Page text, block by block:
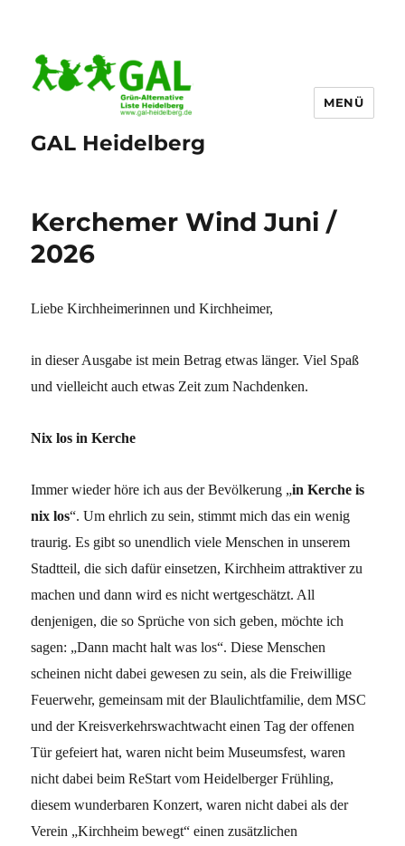
GAL Heidelberg
MENÜ
Kerchemer Wind Juni /
2026
Liebe Kirchheimerinnen und Kirchheimer,
in dieser Ausgabe ist mein Betrag etwas länger. Viel Spaß
und vielleicht auch etwas Zeit zum Nachdenken.
Nix los in Kerche
Immer wieder höre ich aus der Bevölkerung „in Kerche is
nix los“. Um ehrlich zu sein, stimmt mich das ein wenig
traurig. Es gibt so unendlich viele Menschen in unserem
Stadtteil, die sich dafür einsetzen, Kirchheim attraktiver zu
machen und dann wird es nicht wertgeschätzt. All
denjenigen, die so Sprüche von sich geben, möchte ich
sagen: „Dann macht halt was los“. Diese Menschen
scheinen nicht dabei gewesen zu sein, als die Freiwillige
Feuerwehr, gemeinsam mit der Blaulichtfamilie, dem MSC
und der Kreisverkehrswachtwacht einen Tag der offenen
Tür gefeiert hat, waren nicht beim Museumsfest, waren
nicht dabei beim ReStart vom Heidelberger Frühling,
diesem wunderbaren Konzert, waren nicht dabei als der
Verein „Kirchheim bewegt“ einen zusätzlichen